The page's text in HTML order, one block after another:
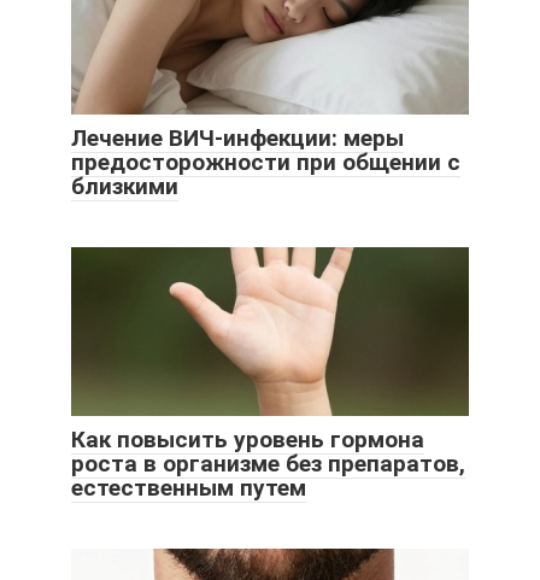
Лечение ВИЧ-инфекции: меры
предосторожности при общении с
близкими
Как повысить уровень гормона
роста в организме без препаратов,
естественным путем